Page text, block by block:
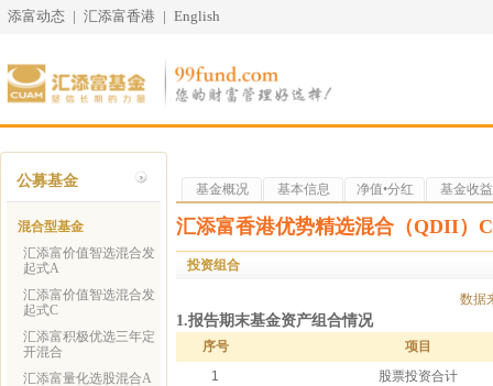
添富动态 | 汇添富香港 | English
公募基金
混合型基金
汇添富价值智选混合发
起式A
汇添富价值智选混合发
起式C
汇添富积极优选三年定
开混合
汇添富量化选股混合A
基金概况 基本信息 净值•分红 基金收益
汇添富香港优势精选混合（QDII）C
投资组合
数据
1.报告期末基金资产组合情况
序号 项目
1 股票投资合计